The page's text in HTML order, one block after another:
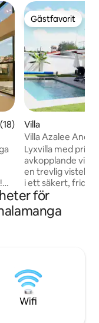
5 i genomsnittligt
Gästfavorit
Gästfavorit
Villa
Villa Azalee
Lyxvilla med
avkopplande
en trevlig vistelse
i ett säkert,
bostadsområde. Det erbjuder dig alla
bekvämligheter,
massage,
minuter från
flygplats med bil
för
Wifi